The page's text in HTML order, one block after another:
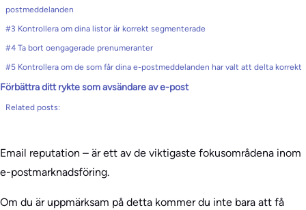
postmeddelanden
#3 Kontrollera om dina listor är korrekt segmenterade
#4 Ta bort oengagerade prenumeranter
#5 Kontrollera om de som får dina e-postmeddelanden har valt att delta korrekt
Förbättra ditt rykte som avsändare av e-post
Related posts:
Email reputation – är ett av de viktigaste fokusområdena inom
e-postmarknadsföring.
Om du är uppmärksam på detta kommer du inte bara att få